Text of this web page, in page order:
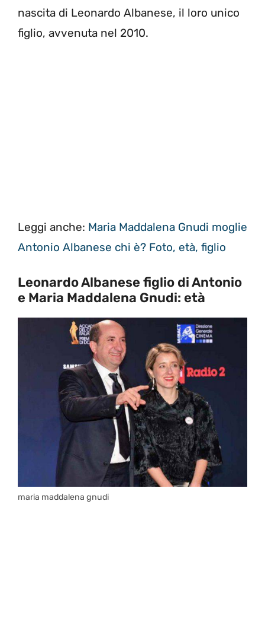
nascita di Leonardo Albanese, il loro unico
figlio, avvenuta nel 2010.
Leggi anche: Maria Maddalena Gnudi moglie
Antonio Albanese chi è? Foto, età, figlio
Leonardo Albanese figlio di Antonio
e Maria Maddalena Gnudi: età
maria maddalena gnudi